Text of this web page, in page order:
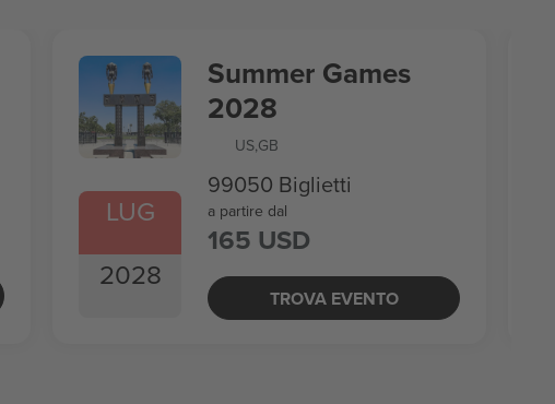
LUG
2028
Summer Games
2028
US,GB
99050 Biglietti
a partire dal
165 USD
TROVA EVENTO